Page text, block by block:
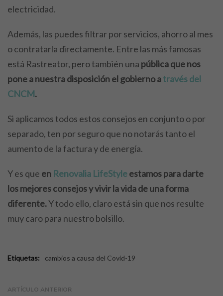
electricidad.
Además, las puedes filtrar por servicios, ahorro al mes
o contratarla directamente. Entre las más famosas
está Rastreator, pero también una pública que nos
pone a nuestra disposición el gobierno através del
CNCM.
Si aplicamos todos estos consejos en conjunto o por
separado, ten por seguro que no notarás tanto el
aumento de la factura y de energía.
Y es que en Renovalia LifeStyleestamos para darte
los mejores consejos y vivir la vida de una forma
diferente.Y todo ello, claro está sin que nos resulte
muy caro para nuestro bolsillo.
Etiquetas: cambios a causa del Covid-19
ARTÍCULO ANTERIOR